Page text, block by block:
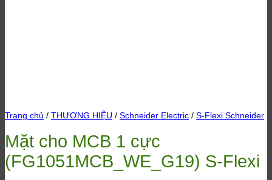
Trang chủ / THƯƠNG HIỆU / Schneider Electric / S-Flexi Schneider
Mặt cho MCB 1 cực
(FG1051MCB_WE_G19) S-Flexi